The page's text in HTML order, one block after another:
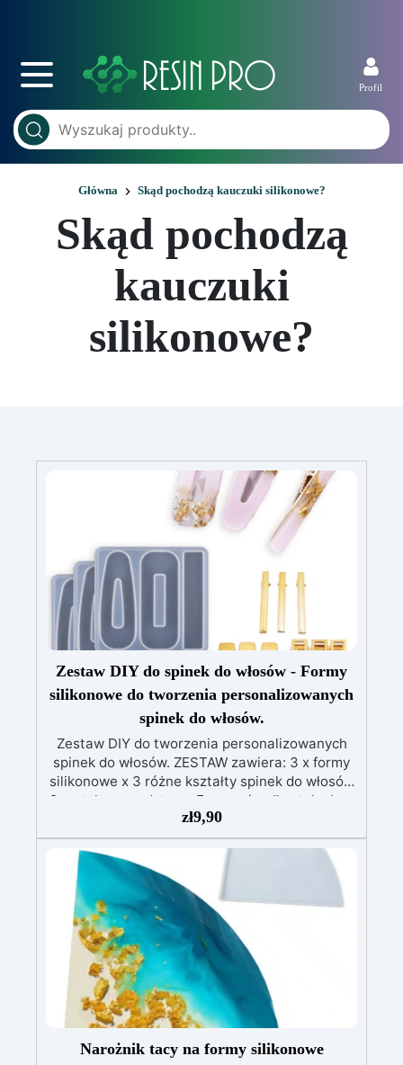
Profil
Główna Skąd pochodzą kauczuki silikonowe?
Skąd pochodzą
kauczuki
silikonowe?
Zestaw DIY do spinek do włosów - Formy
silikonowe do tworzenia personalizowanych
spinek do włosów.
Zestaw DIY do tworzenia personalizowanych
spinek do włosów. ZESTAW zawiera: 3 x formy
silikonowe x 3 różne kształty spinek do włosów
9 metalowa podstawa Forma nieodkształcalna,
charakteryzująca się dużą wytrzymałością i
trwałością. Rodzaj techniki ręcznej: Tworzenie
personalizowanych spinek do włosów. Materiał:
silikon Kolor: Półprzezroczysty; Wielokrotnego
użytku, nieprzywierająca, łatwa w użyciu i
czyszczeniu. Wymiary formy: 5,6 cm x 2,5 cm
6CM x 1,5CM 6CM x 0,6CM Uwaga: Do
czyszczenia nie należy używać agresywnych
rozpuszczalników. Wysokiej jakości formy,
odporność termiczna: -40+210 stopni
Celsjusza.
zł9,90
Narożnik tacy na formy silikonowe